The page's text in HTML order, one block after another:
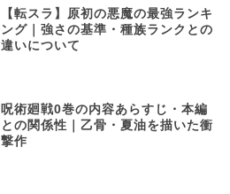
【転スラ】原初の悪魔の最強ランキ
ング｜強さの基準・種族ランクとの
違いについて
呪術廻戦0巻の内容あらすじ・本編
との関係性｜乙骨・夏油を描いた衝
撃作